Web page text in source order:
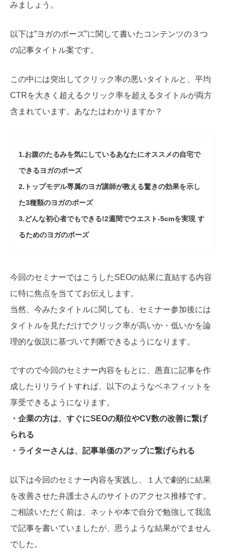
みましょう。
以下は”ヨガのポーズ”に関して書いたコンテンツの３つ
の記事タイトル案です。
この中には突出してクリック率の悪いタイトルと、平均
CTRを大きく超えるクリック率を超えるタイトルが両方
含まれています。あなたはわかりますか？
1.お腹のたるみを気にしているあなたにオススメの自宅で
できるヨガのポーズ
2.トップモデル専属のヨガ講師が教える驚きの効果を示し
た3種類のヨガのポーズ
3.どんな初心者でもできる!2週間でウエスト-5cmを実現 す
るためのヨガのポーズ
今回のセミナーではこうしたSEOの結果に直結する内容
に特に焦点を当ててお伝えします。
当然、今みたタイトルに関しても、セミナー参加後には
タイトルを見ただけでクリック率が高いか・低いかを論
理的な仮説に基づいて判断できるようになります。
ですので今回のセミナー内容をもとに、愚直に記事を作
成したりリライトすれば、以下のようなベネフィットを
享受できるようになります。
・企業の方は、すぐにSEOの順位やCV数の改善に繋げ
られる
・ライターさんは、記事単価のアップに繋げられる
以下は今回のセミナー内容を実践し、１人で劇的に結果
を改善させた弁護士さんのサイトのアクセス推移です。
ご相談いただく前は、ネットや本で自分で勉強して我流
で記事を書いていましたが、思うような結果がでません
でした。